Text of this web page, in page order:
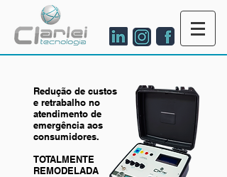
Redução de custos
e retrabalho no
atendimento de
emergência aos
consumidores.
TOTALMENTE
REMODELADA